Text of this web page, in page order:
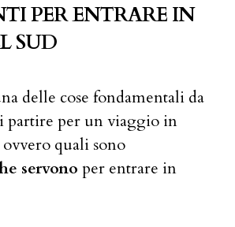
PER ENTRARE IN
SUD
delle cose fondamentali da
partire per un viaggio in
quali sono
servono per entrare in